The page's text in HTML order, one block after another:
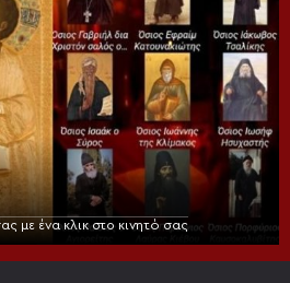
με ένα κλικ στο κινητό σας